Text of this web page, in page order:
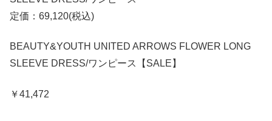
定価：69,120(税込)
BEAUTY&YOUTH UNITED ARROWS FLOWER LONG
SLEEVE DRESS/ワンピース【SALE】
￥41,472